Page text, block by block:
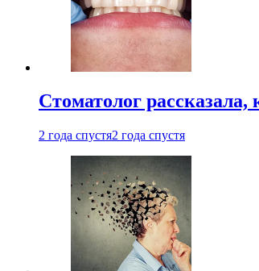
Стоматолог
2 года спустя2 года спустя